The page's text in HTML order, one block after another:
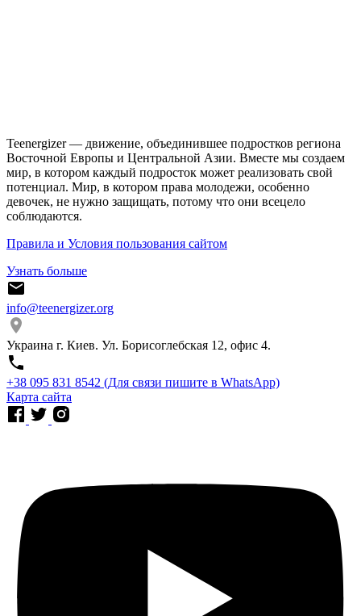
Teenergizer — движение, объединившее подростков региона
Восточной Европы и Центральной Азии. Вместе мы создаем
мир, в котором каждый подросток может реализовать свой
потенциал. Мир, в котором права молодежи, особенно
девочек, не нужно защищать, потому что они всецело
соблюдаются.
Правила и Условия пользования сайтом
Узнать больше
info@teenergizer.org
Украина г. Киев. Ул. Борисоглебская 12, офис 4.
⁨+38 095 831 8542⁩ (Для связи пишите в WhatsApp)
Карта сайта